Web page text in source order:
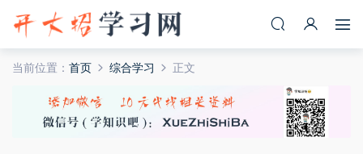
当前位置： 首页 综合学习 正文